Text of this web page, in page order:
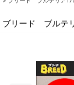
ブリード ブルテ